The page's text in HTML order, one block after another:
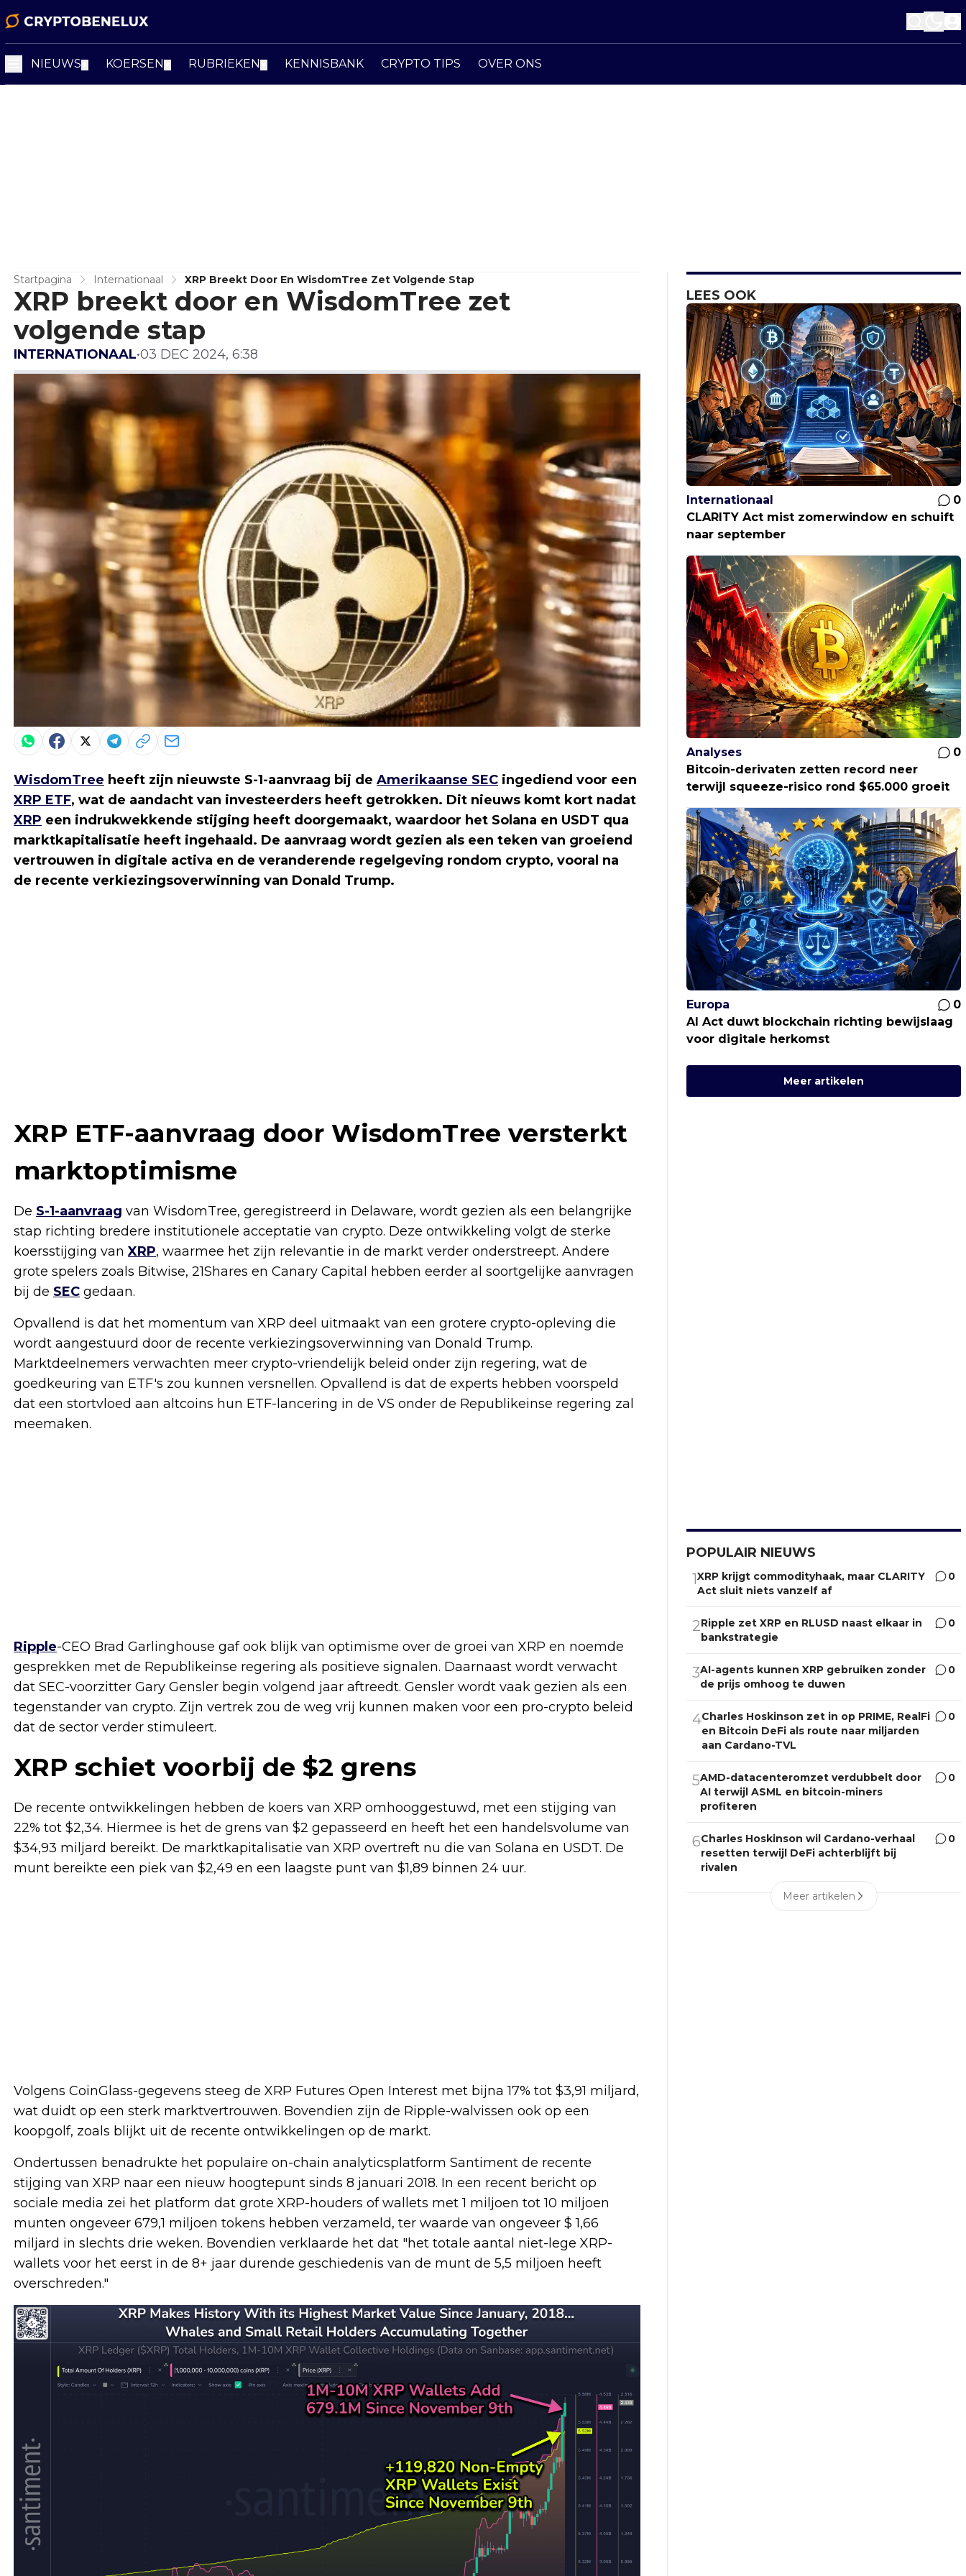
NIEUWS KOERSEN RUBRIEKEN KENNISBANK CRYPTO TIPS OVER ONS
Startpagina Internationaal XRP Breekt Door En WisdomTree Zet Volgende Stap
XRP breekt door en WisdomTree zet
volgende stap
INTERNATIONAAL•03 DEC 2024, 6:38
WisdomTree heeft zijn nieuwste S-1-aanvraag bij de Amerikaanse SEC ingediend voor een
XRP ETF, wat de aandacht van investeerders heeft getrokken. Dit nieuws komt kort nadat
XRP een indrukwekkende stijging heeft doorgemaakt, waardoor het Solana en USDT qua
marktkapitalisatie heeft ingehaald. De aanvraag wordt gezien als een teken van groeiend
vertrouwen in digitale activa en de veranderende regelgeving rondom crypto, vooral na
de recente verkiezingsoverwinning van Donald Trump.
XRP ETF-aanvraag door WisdomTree versterkt
marktoptimisme
De S-1-aanvraag van WisdomTree, geregistreerd in Delaware, wordt gezien als een belangrijke
stap richting bredere institutionele acceptatie van crypto. Deze ontwikkeling volgt de sterke
koersstijging vanXRP, waarmee het zijn relevantie in de markt verder onderstreept. Andere
grote spelers zoals Bitwise, 21Shares en Canary Capital hebben eerder al soortgelijke aanvragen
bij de SEC gedaan.
Opvallend is dat het momentum van XRP deel uitmaakt van een grotere crypto-opleving die
wordt aangestuurd door de recente verkiezingsoverwinning van Donald Trump.
Marktdeelnemers verwachten meer crypto-vriendelijk beleid onder zijn regering, wat de
goedkeuring van ETF's zou kunnen versnellen. Opvallend is dat de experts hebben voorspeld
dat een stortvloed aan altcoins hun ETF-lancering in de VS onder de Republikeinse regering zal
meemaken.
Ripple-CEO Brad Garlinghouse gaf ook blijk van optimisme over de groei van XRP en noemde
gesprekken met de Republikeinse regering als positieve signalen. Daarnaast wordt verwacht
dat SEC-voorzitter Gary Gensler begin volgend jaar aftreedt. Gensler wordt vaak gezien als een
tegenstander van crypto. Zijn vertrek zou de weg vrij kunnen maken voor een pro-crypto beleid
dat de sector verder stimuleert.
XRP schiet voorbij de $2 grens
De recente ontwikkelingen hebben de koers van XRP omhooggestuwd, met een stijging van
22% tot $2,34. Hiermee is het de grens van $2 gepasseerd en heeft het een handelsvolume van
$34,93 miljard bereikt. De marktkapitalisatie van XRP overtreft nu die van Solana en USDT. De
munt bereikte een piek van $2,49 en een laagste punt van $1,89 binnen 24 uur.
Volgens CoinGlass-gegevens steeg de XRP Futures Open Interest met bijna 17% tot $3,91 miljard,
wat duidt op een sterk marktvertrouwen. Bovendien zijn de Ripple-walvissen ook op een
koopgolf, zoals blijkt uit de recente ontwikkelingen op de markt.
Ondertussen benadrukte het populaire on-chain analyticsplatform Santiment de recente
stijging van XRP naar een nieuw hoogtepunt sinds 8 januari 2018. In een recent bericht op
sociale media zei het platform dat grote XRP-houders of wallets met 1 miljoen tot 10 miljoen
munten ongeveer 679,1 miljoen tokens hebben verzameld, ter waarde van ongeveer $ 1,66
miljard in slechts drie weken. Bovendien verklaarde het dat "het totale aantal niet-lege XRP-
wallets voor het eerst in de 8+ jaar durende geschiedenis van de munt de 5,5 miljoen heeft
overschreden."
LEES OOK
Internationaal
0
CLARITY Act mist zomerwindow en schuift
naar september
Analyses
0
Bitcoin-derivaten zetten record neer
terwijl squeeze-risico rond $65.000 groeit
Europa
0
AI Act duwt blockchain richting bewijslaag
voor digitale herkomst
Meer artikelen
POPULAIR NIEUWS
1XRP krijgt commodityhaak, maar CLARITY
Act sluit niets vanzelf af
0
2Ripple zet XRP en RLUSD naast elkaar in
bankstrategie
0
3AI-agents kunnen XRP gebruiken zonder
de prijs omhoog te duwen
0
4Charles Hoskinson zet in op PRIME, RealFi
en Bitcoin DeFi als route naar miljarden
aan Cardano-TVL
0
5AMD-datacenteromzet verdubbelt door
AI terwijl ASML en bitcoin-miners
profiteren
0
6Charles Hoskinson wil Cardano-verhaal
resetten terwijl DeFi achterblijft bij
rivalen
0
Meer artikelen